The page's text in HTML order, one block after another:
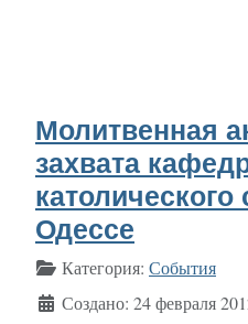
Молитвенная
захвата
Одессе
Информация о материале
Категория: События
Создано: 24 февраля